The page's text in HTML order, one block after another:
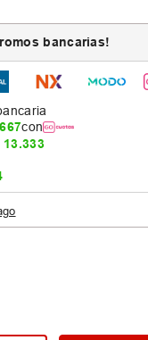
bancarias!
con
13.333